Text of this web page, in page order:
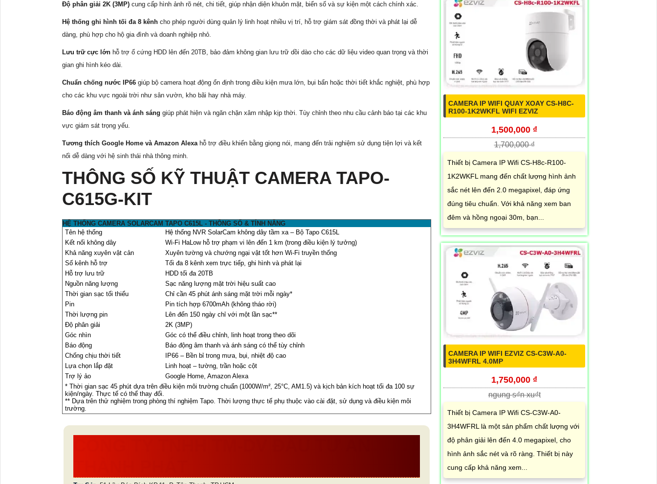
Độ phân giải 2K (3MP) cung cấp hình ảnh rõ nét, chi tiết, giúp nhận diện khuôn mặt, biển số và sự kiện một cách chính xác.
Hệ thống ghi hình tối đa 8 kênh cho phép người dùng quản lý linh hoạt nhiều vị trí, hỗ trợ giám sát đồng thời và phát lại dễ
dàng, phù hợp cho hộ gia đình và doanh nghiệp nhỏ.
Lưu trữ cực lớn hỗ trợ ổ cứng HDD lên đến 20TB, bảo đảm không gian lưu trữ dồi dào cho các dữ liệu video quan trọng và thời
gian ghi hình kéo dài.
Chuẩn chống nước IP66 giúp bộ camera hoạt động ổn định trong điều kiện mưa lớn, bụi bẩn hoặc thời tiết khắc nghiệt, phù hợp
cho các khu vực ngoài trời như sân vườn, kho bãi hay nhà máy.
Báo động âm thanh và ánh sáng giúp phát hiện và ngăn chặn xâm nhập kịp thời. Tùy chỉnh theo nhu cầu cảnh báo tại các khu
vực giám sát trọng yếu.
Tương thích Google Home và Amazon Alexahỗ trợ điều khiển bằng giọng nói, mang đến trải nghiệm sử dụng tiện lợi và kết
nối dễ dàng với hệ sinh thái nhà thông minh.
THÔNG SỐ KỸ THUẬT CAMERA TAPO-
C615G-KIT
HỆ THỐNG CAMERA SOLARCAM TAPO C615L - THÔNG SỐ & TÍNH NĂNG
Tên hệ thống
Hệ thống NVR SolarCam không dây tầm xa – Bộ Tapo C615L
Kết nối không dây
Wi-Fi HaLow hỗ trợ phạm vi lên đến 1 km (trong điều kiện lý tưởng)
Khả năng xuyên vật cản
Xuyên tường và chướng ngại vật tốt hơn Wi-Fi truyền thống
Số kênh hỗ trợ
Tối đa 8 kênh xem trực tiếp, ghi hình và phát lại
Hỗ trợ lưu trữ
HDD tối đa 20TB
Nguồn năng lượng
Sạc năng lượng mặt trời hiệu suất cao
Thời gian sạc tối thiểu
Chỉ cần 45 phút ánh sáng mặt trời mỗi ngày*
Pin
Pin tích hợp 6700mAh (không tháo rời)
Thời lượng pin
Lên đến 150 ngày chỉ với một lần sạc**
Độ phân giải
2K (3MP)
Góc nhìn
Góc có thể điều chỉnh, linh hoạt trong theo dõi
Báo động
Báo động âm thanh và ánh sáng có thể tùy chỉnh
Chống chịu thời tiết
IP66 – Bền bỉ trong mưa, bụi, nhiệt độ cao
Lựa chọn lắp đặt
Linh hoạt – tường, trần hoặc cột
Trợ lý ảo
Google Home, Amazon Alexa
* Thời gian sạc 45 phút dựa trên điều kiện môi trường chuẩn (1000W/m², 25°C, AM1.5) và kịch bản kích hoạt tối đa 100 sự
kiện/ngày. Thực tế có thể thay đổi.
** Dựa trên thử nghiệm trong phòng thí nghiệm Tapo. Thời lượng thực tế phụ thuộc vào cài đặt, sử dụng và điều kiện môi
trường.
CAMERA IP WIFI QUAY XOAY CS-H8C-
R100-1K2WKFL WIFI EZVIZ
1,500,000 ₫
1,700,000 ₫
Thiết bị Camera IP Wifi CS-H8c-R100-
1K2WKFL mang đến chất lượng hình ảnh
sắc nét lên đến 2.0 megapixel, đáp ứng
đúng tiêu chuẩn. Với khả năng xem ban
đêm và hồng ngoại 30m, bạn...
CAMERA IP WIFI EZVIZ CS-C3W-A0-
3H4WFRL 4.0MP
1,750,000 ₫
ngung s₫n xu₫t
Thiết bị Camera IP Wifi CS-C3W-A0-
3H4WFRL là một sản phẩm chất lượng với
độ phân giải lên đến 4.0 megapixel, cho
hình ảnh sắc nét và rõ ràng. Thiết bị này
cung cấp khả năng xem...